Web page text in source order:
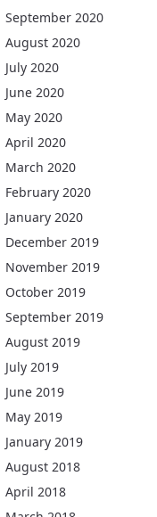
September 2020
August 2020
July 2020
June 2020
May 2020
April 2020
March 2020
February 2020
January 2020
December 2019
November 2019
October 2019
September 2019
August 2019
July 2019
June 2019
May 2019
January 2019
August 2018
April 2018